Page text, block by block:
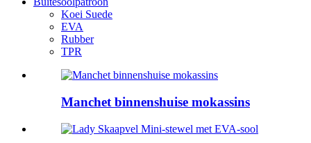
Koei Suede
EVA
Rubber
TPR
Manchet binnenshuise mokassins